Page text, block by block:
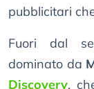
pubblicitari
Fuori dal
dominato da
Discovery,